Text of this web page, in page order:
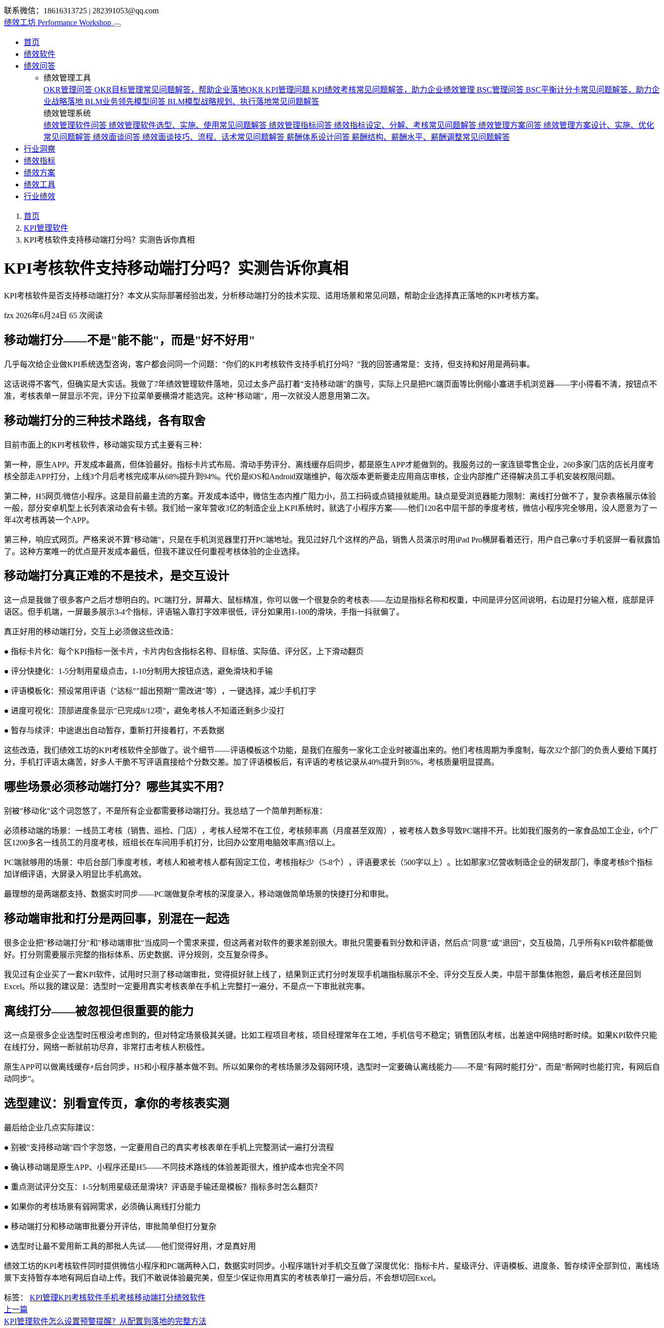
联系微信：18616313725 | 282391053@qq.com
绩效工坊 Performance Workshop
首页
绩效软件
绩效问答
绩效管理工具
OKR管理问答 OKR目标管理常见问题解答，帮助企业落地OKR KPI管理问题 KPI绩效考核常见问题解答，助力企业绩效管理 BSC管理问答 BSC平衡计分卡常见问题解答，助力企
业战略落地 BLM业务领先模型问答 BLM模型战略规划、执行落地常见问题解答
绩效管理系统
绩效管理软件问答 绩效管理软件选型、实施、使用常见问题解答 绩效管理指标问答 绩效指标设定、分解、考核常见问题解答 绩效管理方案问答 绩效管理方案设计、实施、优化
常见问题解答 绩效面谈问答 绩效面谈技巧、流程、话术常见问题解答 薪酬体系设计问答 薪酬结构、薪酬水平、薪酬调整常见问题解答
行业洞察
绩效指标
绩效方案
绩效工具
行业绩效
首页
KPI管理软件
KPI考核软件支持移动端打分吗？实测告诉你真相
KPI考核软件支持移动端打分吗？实测告诉你真相
KPI考核软件是否支持移动端打分？本文从实际部署经验出发，分析移动端打分的技术实现、适用场景和常见问题，帮助企业选择真正落地的KPI考核方案。
fzx 2026年6月24日 65 次阅读
移动端打分——不是"能不能"，而是"好不好用"
几乎每次给企业做KPI系统选型咨询，客户都会问同一个问题："你们的KPI考核软件支持手机打分吗？"我的回答通常是：支持，但支持和好用是两码事。
这话说得不客气，但确实是大实话。我做了7年绩效管理软件落地，见过太多产品打着"支持移动端"的旗号，实际上只是把PC端页面等比例缩小塞进手机浏览器——字小得看不清，按钮点不
准，考核表单一屏显示不完，评分下拉菜单要横滑才能选完。这种"移动端"，用一次就没人愿意用第二次。
移动端打分的三种技术路线，各有取舍
目前市面上的KPI考核软件，移动端实现方式主要有三种：
第一种，原生APP。开发成本最高，但体验最好。指标卡片式布局、滑动手势评分、离线缓存后同步，都是原生APP才能做到的。我服务过的一家连锁零售企业，260多家门店的店长月度考
核全部走APP打分，上线3个月后考核完成率从68%提升到94%。代价是iOS和Android双端维护，每次版本更新要走应用商店审核，企业内部推广还得解决员工手机安装权限问题。
第二种，H5网页/微信小程序。这是目前最主流的方案。开发成本适中，微信生态内推广阻力小，员工扫码或点链接就能用。缺点是受浏览器能力限制：离线打分做不了，复杂表格展示体验
一般，部分安卓机型上长列表滚动会有卡顿。我们给一家年营收3亿的制造企业上KPI系统时，就选了小程序方案——他们120名中层干部的季度考核，微信小程序完全够用，没人愿意为了一
年4次考核再装一个APP。
第三种，响应式网页。严格来说不算"移动端"，只是在手机浏览器里打开PC端地址。我见过好几个这样的产品，销售人员演示时用iPad Pro横屏看着还行，用户自己拿6寸手机竖屏一看就露馅
了。这种方案唯一的优点是开发成本最低，但我不建议任何重视考核体验的企业选择。
移动端打分真正难的不是技术，是交互设计
这一点是我做了很多客户之后才想明白的。PC端打分，屏幕大、鼠标精准，你可以做一个很复杂的考核表——左边是指标名称和权重，中间是评分区间说明，右边是打分输入框，底部是评
语区。但手机端，一屏最多展示3-4个指标，评语输入靠打字效率很低，评分如果用1-100的滑块，手指一抖就偏了。
真正好用的移动端打分，交互上必须做这些改造：
● 指标卡片化：每个KPI指标一张卡片，卡片内包含指标名称、目标值、实际值、评分区，上下滑动翻页
● 评分快捷化：1-5分制用星级点击，1-10分制用大按钮点选，避免滑块和手输
● 评语模板化：预设常用评语（"达标""超出预期""需改进"等），一键选择，减少手机打字
● 进度可视化：顶部进度条显示"已完成8/12项"，避免考核人不知道还剩多少没打
● 暂存与续评：中途退出自动暂存，重新打开接着打，不丢数据
这些改造，我们绩效工坊的KPI考核软件全部做了。说个细节——评语模板这个功能，是我们在服务一家化工企业时被逼出来的。他们考核周期为季度制，每次32个部门的负责人要给下属打
分，手机打评语太痛苦，好多人干脆不写评语直接给个分数交差。加了评语模板后，有评语的考核记录从40%提升到85%，考核质量明显提高。
哪些场景必须移动端打分？哪些其实不用？
别被"移动化"这个词忽悠了，不是所有企业都需要移动端打分。我总结了一个简单判断标准：
必须移动端的场景：一线员工考核（销售、巡检、门店），考核人经常不在工位，考核频率高（月度甚至双周），被考核人数多导致PC端排不开。比如我们服务的一家食品加工企业，6个厂
区1200多名一线员工的月度考核，班组长在车间用手机打分，比回办公室用电脑效率高3倍以上。
PC端就够用的场景：中后台部门季度考核，考核人和被考核人都有固定工位，考核指标少（5-8个），评语要求长（500字以上）。比如那家3亿营收制造企业的研发部门，季度考核8个指标
加详细评语，大屏录入明显比手机高效。
最理想的是两端都支持、数据实时同步——PC端做复杂考核的深度录入，移动端做简单场景的快捷打分和审批。
移动端审批和打分是两回事，别混在一起选
很多企业把"移动端打分"和"移动端审批"当成同一个需求来提，但这两者对软件的要求差别很大。审批只需要看到分数和评语，然后点"同意"或"退回"，交互极简，几乎所有KPI软件都能做
好。打分则需要展示完整的指标体系、历史数据、评分规则，交互复杂得多。
我见过有企业买了一套KPI软件，试用时只测了移动端审批，觉得挺好就上线了，结果到正式打分时发现手机端指标展示不全、评分交互反人类，中层干部集体抱怨，最后考核还是回到
Excel。所以我的建议是：选型时一定要用真实考核表单在手机上完整打一遍分，不是点一下审批就完事。
离线打分——被忽视但很重要的能力
这一点是很多企业选型时压根没考虑到的，但对特定场景极其关键。比如工程项目考核，项目经理常年在工地，手机信号不稳定；销售团队考核，出差途中网络时断时续。如果KPI软件只能
在线打分，网络一断就前功尽弃，非常打击考核人积极性。
原生APP可以做离线缓存+后台同步，H5和小程序基本做不到。所以如果你的考核场景涉及弱网环境，选型时一定要确认离线能力——不是"有网时能打分"，而是"断网时也能打完，有网后自
动同步"。
选型建议：别看宣传页，拿你的考核表实测
最后给企业几点实际建议：
● 别被"支持移动端"四个字忽悠，一定要用自己的真实考核表单在手机上完整测试一遍打分流程
● 确认移动端是原生APP、小程序还是H5——不同技术路线的体验差距很大，维护成本也完全不同
● 重点测试评分交互：1-5分制用星级还是滑块？评语是手输还是模板？指标多时怎么翻页？
● 如果你的考核场景有弱网需求，必须确认离线打分能力
● 移动端打分和移动端审批要分开评估，审批简单但打分复杂
● 选型时让最不爱用新工具的那批人先试——他们觉得好用，才是真好用
绩效工坊的KPI考核软件同时提供微信小程序和PC端两种入口，数据实时同步。小程序端针对手机交互做了深度优化：指标卡片、星级评分、评语模板、进度条、暂存续评全部到位，离线场
景下支持暂存本地有网后自动上传。我们不敢说体验最完美，但至少保证你用真实的考核表单打一遍分后，不会想切回Excel。
标签： KPI管理KPI考核软件手机考核移动端打分绩效软件
上一篇
KPI管理软件怎么设置预警提醒？从配置到落地的完整方法